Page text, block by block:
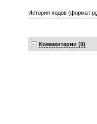
История ходов (формат
Комментарии (0)